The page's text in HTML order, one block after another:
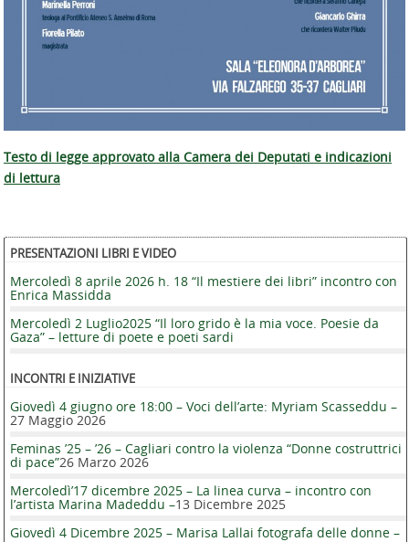
Testo di legge approvato alla Camera dei Deputati e indicazioni
di lettura
PRESENTAZIONI LIBRI E VIDEO
Mercoledì 8 aprile 2026 h. 18 “Il mestiere dei libri” incontro con
Enrica Massidda
Mercoledì 2 Luglio2025 “Il loro grido è la mia voce. Poesie da
Gaza” – letture di poete e poeti sardi
INCONTRI E INIZIATIVE
Giovedì 4 giugno ore 18:00 – Voci dell’arte: Myriam Scasseddu –
27 Maggio 2026
Feminas ’25 – ’26 – Cagliari contro la violenza “Donne costruttrici
di pace”26 Marzo 2026
Mercoledì’17 dicembre 2025 – La linea curva – incontro con
l’artista Marina Madeddu –13 Dicembre 2025
Giovedì 4 Dicembre 2025 – Marisa Lallai fotografa delle donne –